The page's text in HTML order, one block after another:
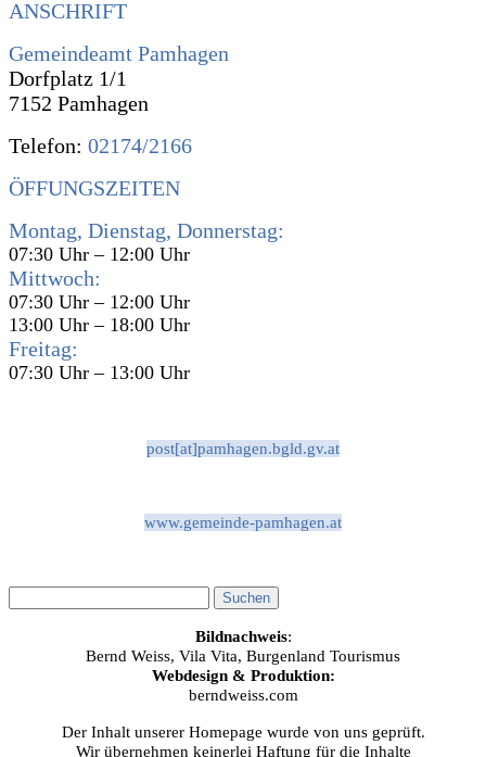
ANSCHRIFT
Gemeindeamt Pamhagen
Dorfplatz 1/1
7152 Pamhagen
Telefon: 02174/2166
ÖFFUNGSZEITEN
Montag, Dienstag, Donnerstag:
07:30 Uhr – 12:00 Uhr
Mittwoch:
07:30 Uhr – 12:00 Uhr
13:00 Uhr – 18:00 Uhr
Freitag:
07:30 Uhr – 13:00 Uhr
post[at]pamhagen.bgld.gv.at
www.gemeinde-pamhagen.at
Bildnachweis:
Bernd Weiss, Vila Vita, Burgenland Tourismus
Webdesign & Produktion:
berndweiss.com
Der Inhalt unserer Homepage wurde von uns geprüft.
Wir übernehmen keinerlei Haftung für die Inhalte